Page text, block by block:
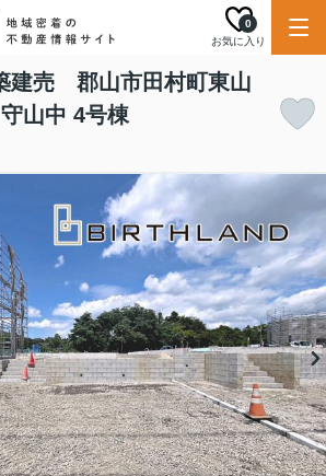
お気に入り
0
建売 郡山市田村町東山
山中 4号棟